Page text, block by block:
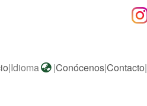
|Idioma |Conócenos|Contacto|